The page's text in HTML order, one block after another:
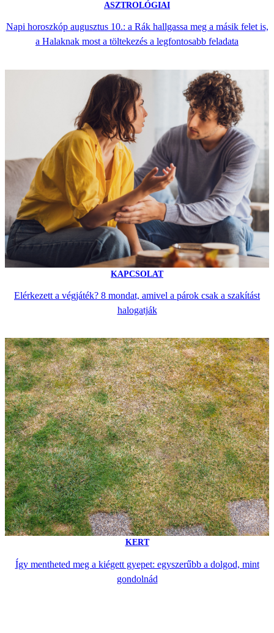
ASZTROLÓGIAI
Napi horoszkóp augusztus 10.: a Rák hallgassa meg a másik felet is,
a Halaknak most a töltekezés a legfontosabb feladata
KAPCSOLAT
Elérkezett a végjáték? 8 mondat, amivel a párok csak a szakítást
halogatják
KERT
Így mentheted meg a kiégett gyepet: egyszerűbb a dolgod, mint
gondolnád